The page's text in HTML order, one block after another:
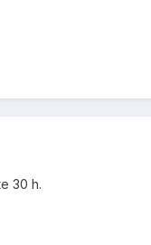
30 h.